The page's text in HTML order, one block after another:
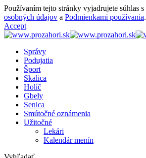
Používaním tejto stránky vyjadrujete súhlas s
osobných údajov a Podmienkami používania.
Accept
Správy
Podujatia
Šport
Skalica
Holíč
Gbely
Senica
Smútočné oznámenia
Užitočné
Lekári
Kalendár menín